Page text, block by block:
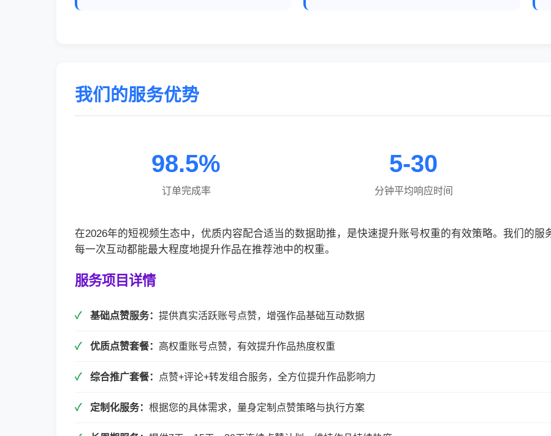
我们的服务优势
98.5%
订单完成率
5-30
分钟平均响应时间
在2026年的短视频生态中，优质内容配合适当的数据助推，是快速提升账号权重的有效策略。我们的
每一次互动都能最大程度地提升作品在推荐池中的权重。
服务项目详情
基础点赞服务： 提供真实活跃账号点赞，增强作品基础互动数据
优质点赞套餐： 高权重账号点赞，有效提升作品热度权重
综合推广套餐： 点赞+评论+转发组合服务，全方位提升作品影响力
定制化服务： 根据您的具体需求，量身定制点赞策略与执行方案